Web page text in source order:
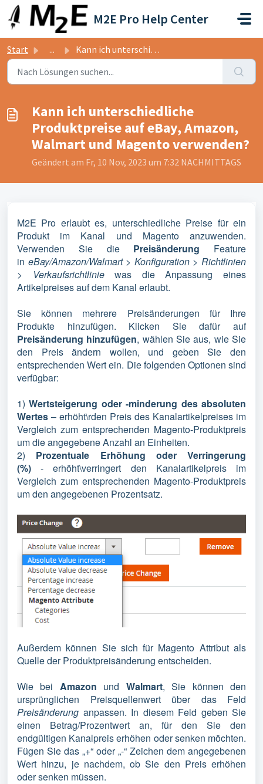
Zum hauptsächlichen Inhalt gehen
M2E Pro Help Center
Start ... Kann ich unterschiedliche Produktpreise auf eBay, Amazon,...
Kann ich unterschiedliche
Produktpreise auf eBay, Amazon,
Walmart und Magento verwenden?
Geändert am Fr, 10 Nov, 2023 um 7:32 NACHMITTAGS
M2E Pro erlaubt es, unterschiedliche Preise für ein
Produkt im Kanal und Magento anzuwenden.
Verwenden Sie die Preisänderung
Feature
in eBay/Amazon/Walmart > Konfiguration > Richtlinien
> Verkaufsrichtliniewas die Anpassung eines
Artikelpreises auf dem Kanal erlaubt.
Sie können mehrere Preisänderungen für Ihre
Produkte hinzufügen. Klicken Sie dafür auf
Preisänderung hinzufügen, wählen Sie aus, wie Sie
den Preis ändern wollen, und geben Sie den
entsprechenden Wert ein. Die folgenden Optionen sind
verfügbar:
1)Wertsteigerung oder -minderung des absoluten
Wertes – erhöht\rden Preis des Kanalartikelpreises im
Vergleich zum entsprechenden Magento-Produktpreis
um die angegebene Anzahl an Einheiten.
2) Prozentuale Erhöhung oder Verringerung
(%)-
erhöht\verringert den Kanalartikelpreis im
Vergleich zum entsprechenden Magento-Produktpreis
um den angegebenen Prozentsatz.
Außerdem können Sie sich für Magento Attribut als
Quelle der Produktpreisänderung entscheiden.
Wie bei Amazon und Walmart, Sie können den
ursprünglichen Preisquellenwert über das Feld
Preisänderung anpassen. In diesem Feld geben Sie
einen Betrag/Prozentwert an, für den Sie den
endgültigen Kanalpreis erhöhen oder senken möchten.
Fügen Sie das „+“ oder „-“ Zeichen dem angegebenen
Wert hinzu, je nachdem, ob Sie den Preis erhöhen
oder senken müssen.